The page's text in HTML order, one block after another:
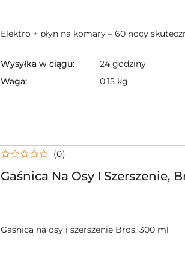
Elektro + płyn na komary – 60 nocy
Wysyłka w ciągu:
24 godziny
Waga:
0.15 kg.
Gaśnica Na Osy I Szerszenie,
(0)
Gaśnica na osy i szerszenie Bros, 300 ml